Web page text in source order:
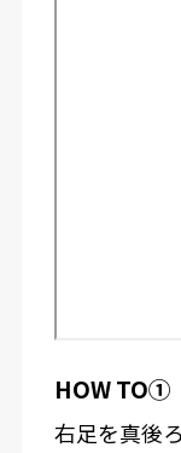
HOW TO①
右足を真後